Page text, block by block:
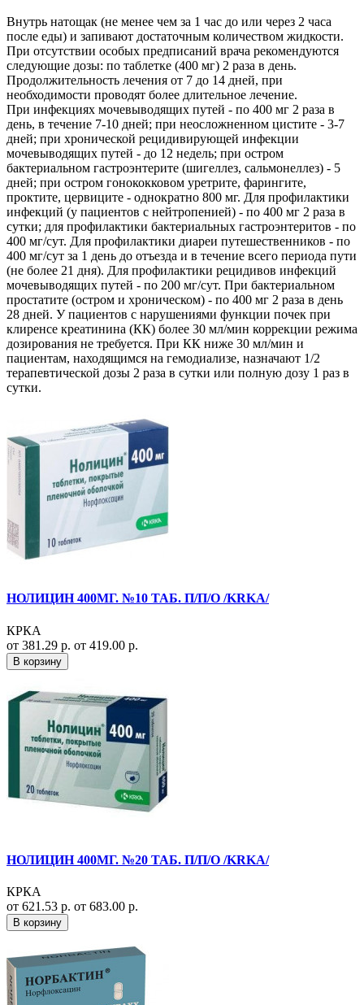
Внутрь натощак (не менее чем за 1 час до или через 2 часа
после еды) и запивают достаточным количеством жидкости.
При отсутствии особых предписаний врача рекомендуются
следующие дозы: по таблетке (400 мг) 2 раза в день.
Продолжительность лечения от 7 до 14 дней, при
необходимости проводят более длительное лечение.
При инфекциях мочевыводящих путей - по 400 мг 2 раза в
день, в течение 7-10 дней; при неосложненном цистите - 3-7
дней; при хронической рецидивирующей инфекции
мочевыводящих путей - до 12 недель; при остром
бактериальном гастроэнтерите (шигеллез, сальмонеллез) - 5
дней; при остром гонококковом уретрите, фарингите,
проктите, цервиците - однократно 800 мг. Для профилактики
инфекций (у пациентов с нейтропенией) - по 400 мг 2 раза в
сутки; для профилактики бактериальных гастроэнтеритов - по
400 мг/сут. Для профилактики диареи путешественников - по
400 мг/сут за 1 день до отъезда и в течение всего периода пути
(не более 21 дня). Для профилактики рецидивов инфекций
мочевыводящих путей - по 200 мг/сут. При бактериальном
простатите (остром и хроническом) - по 400 мг 2 раза в день
28 дней. У пациентов с нарушениями функции почек при
клиренсе креатинина (КК) более 30 мл/мин коррекции режима
дозирования не требуется. При КК ниже 30 мл/мин и
пациентам, находящимся на гемодиализе, назначают 1/2
терапевтической дозы 2 раза в сутки или полную дозу 1 раз в
сутки.
НОЛИЦИН 400МГ. №10 ТАБ. П/П/О /KRKA/
КРКА
от 381.29 р. от 419.00 р.
В корзину
НОЛИЦИН 400МГ. №20 ТАБ. П/П/О /KRKA/
КРКА
от 621.53 р. от 683.00 р.
В корзину